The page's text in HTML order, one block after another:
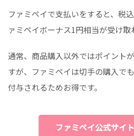
ファミペイで支払いをすると、税
ァミペイボーナス1円相当が受け取
通常、商品購入以外ではポイント
すが、ファミペイは切手の購入で
付与されるためお得です。
ファミペイ公式サイ